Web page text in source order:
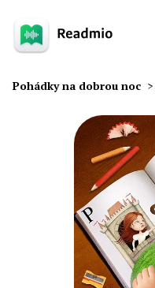
Pohádky na dobrou noc >